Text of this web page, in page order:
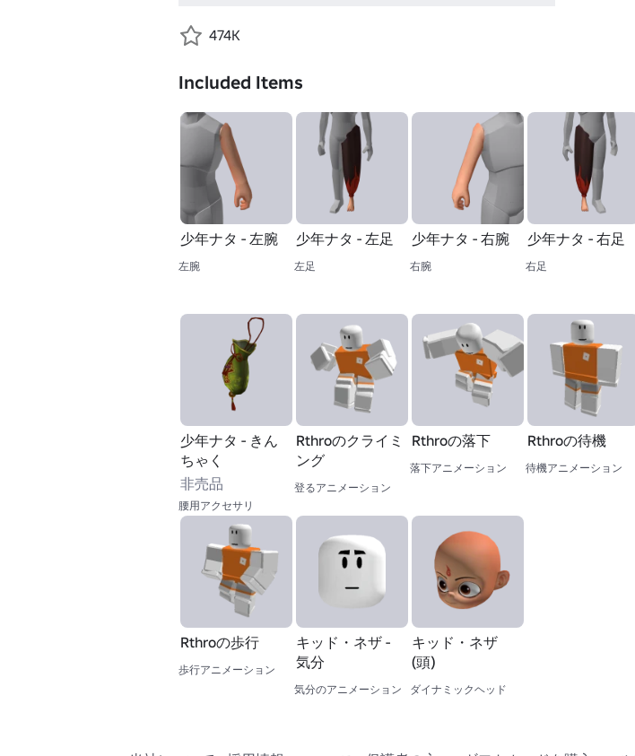
474K
Included Items
少年ナタ - 左腕
左腕
少年ナタ - 左足
左足
少年ナタ - 右腕
右腕
少年ナタ - 右足
右足
少年ナタ - きん
ちゃく
非売品
腰用アクセサリ
Rthroのクライミ
ング
登るアニメーション
Rthroの落下
落下アニメーション
Rthroの待機
待機アニメーション
Rthroの歩行
歩行アニメーション
キッド・ネザ -
気分
気分のアニメーション
キッド・ネザ
(頭)
ダイナミックヘッド